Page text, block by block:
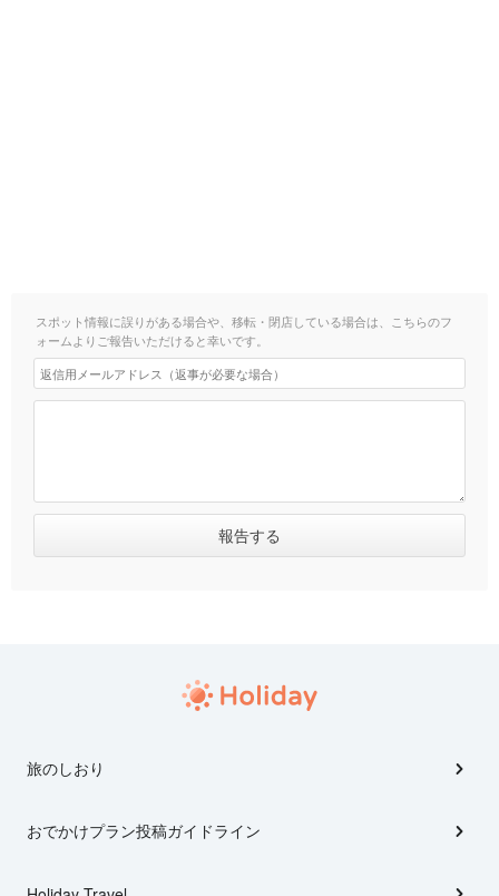
スポット情報に誤りがある場合や、移転・閉店している場合は、こちらのフ
ォームよりご報告いただけると幸いです。
旅のしおり
おでかけプラン投稿ガイドライン